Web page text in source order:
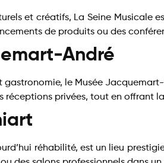
et créatifs, La Seine Musicale
de produits ou des
André
le Musée
réceptions privées, tout en offrant
réhabilité, est un lieu